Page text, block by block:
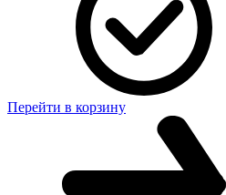
Перейти в корзину